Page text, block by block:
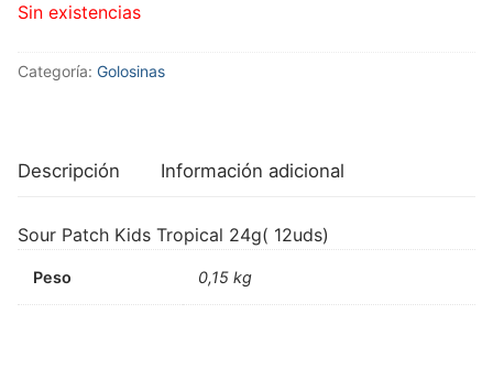
Sin existencias
Categoría: Golosinas
Descripción Información adicional
Sour Patch Kids Tropical 24g( 12uds)
Peso 0,15 kg